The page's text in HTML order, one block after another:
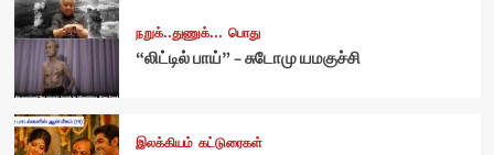
நறுக்..துணுக்... பொது
“லிட்டில் பாய்” – சுடோமு யமகுச்சி
இலக்கியம் கட்டுரைகள்